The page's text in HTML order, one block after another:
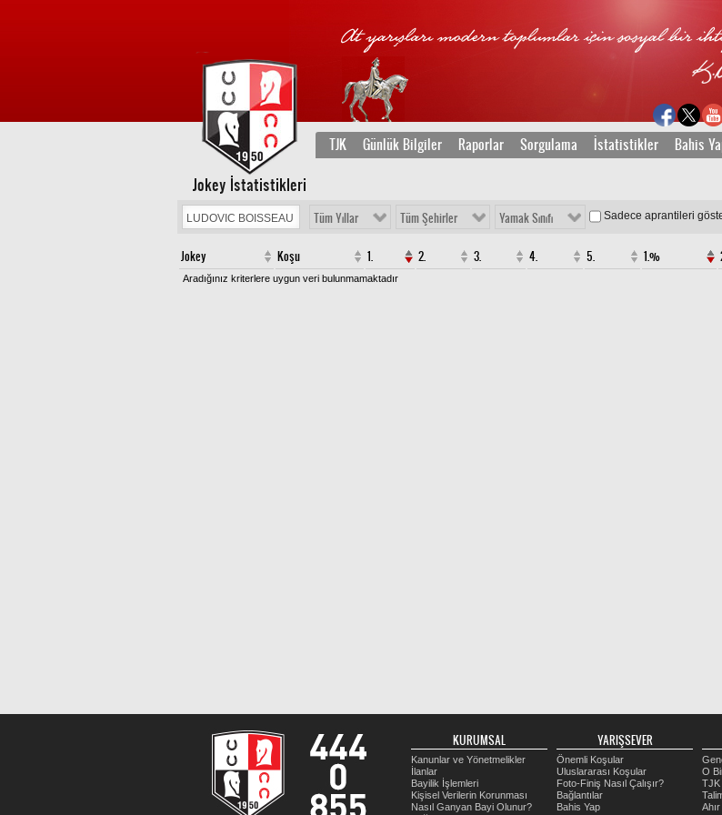
TJK Günlük Bilgiler Raporlar Sorgulama İstatistikler Bahis
Jokey İstatistikleri
Tüm Yıllar Tüm Şehirler Yamak Sınıfı Sadece aprantileri
Jokey Koşu 1. 2. 3. 4. 5. 1.%
Aradığınız kriterlere uygun veri bulunmamaktadır
KURUMSAL
Kanunlar ve Yönetmelikler
İlanlar
Bayilik İşlemleri
Kişisel Verilerin Korunması
Nasıl Ganyan Bayi Olunur?
YARIŞSEVER
Önemli Koşular
Uluslararası Koşular
Foto-Finiş Nasıl Çalışır?
Bağlantılar
Bahis Yap
O
TJK